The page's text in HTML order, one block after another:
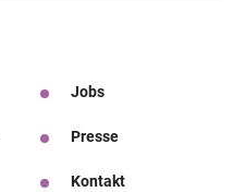
Jobs
Presse
Kontakt